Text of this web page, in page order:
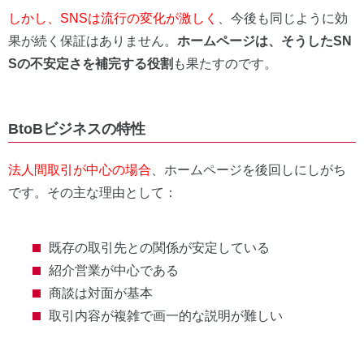
しかし、SNSは流行の変化が激しく
、今後も同じように効
果が続く保証はありません。 ホームページは、そうしたSN
Sの不安定さを補完する役割 も果たすのです。
BtoBビジネスの特性
法人間取引が中心の場合 、ホームページを後回しにしがち
です。その主な理由として：
既存の取引先との関係が安定している
紹介営業が中心である
商談は対面が基本
取引内容が複雑で画一的な説明が難しい